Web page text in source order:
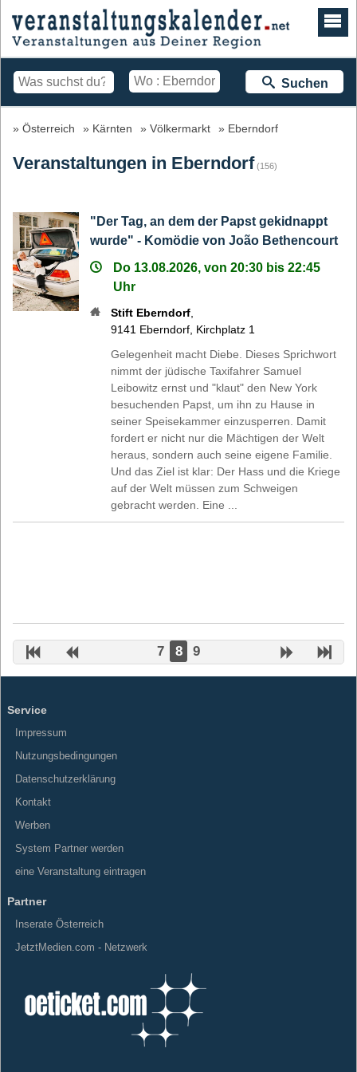
Suchen
Österreich Kärnten Völkermarkt Eberndorf
Veranstaltungen in Eberndorf (156)
"Der Tag, an dem der Papst gekidnappt
wurde" - Komödie von João Bethencourt​
Do 13.08.2026, von 20:30 bis 22:45
Uhr
Stift Eberndorf
9141 Eberndorf Kirchplatz 1
Gelegenheit macht Diebe. Dieses Sprichwort
nimmt der jüdische Taxifahrer Samuel
Leibowitz ernst und "klaut" den New York
besuchenden Papst, um ihn zu Hause in
seiner Speisekammer einzusperren. Damit
fordert er nicht nur die Mächtigen der Welt
heraus, sondern auch seine eigene Familie.
Und das Ziel ist klar: Der Hass und die Kriege
auf der Welt müssen zum Schweigen
gebracht werden. Eine ...
7 8 9
Service
Impressum
Nutzungsbedingungen
Datenschutzerklärung
Kontakt
Werben
System Partner werden
eine Veranstaltung eintragen
Partner
Inserate Österreich
JetztMedien.com - Netzwerk